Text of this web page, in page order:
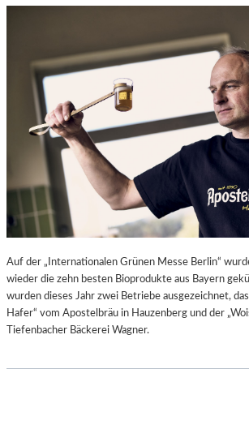
Auf der „Internationalen Grünen Messe Berlin“
wieder die zehn besten Bioprodukte aus Bayern
wurden dieses Jahr zwei Betriebe ausgezeichnet,
Hafer“ vom Apostelbräu in Hauzenberg und der
Tiefenbacher Bäckerei Wagner.